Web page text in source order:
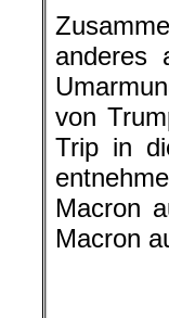
anderes
von
Trip in
Macron
Macron